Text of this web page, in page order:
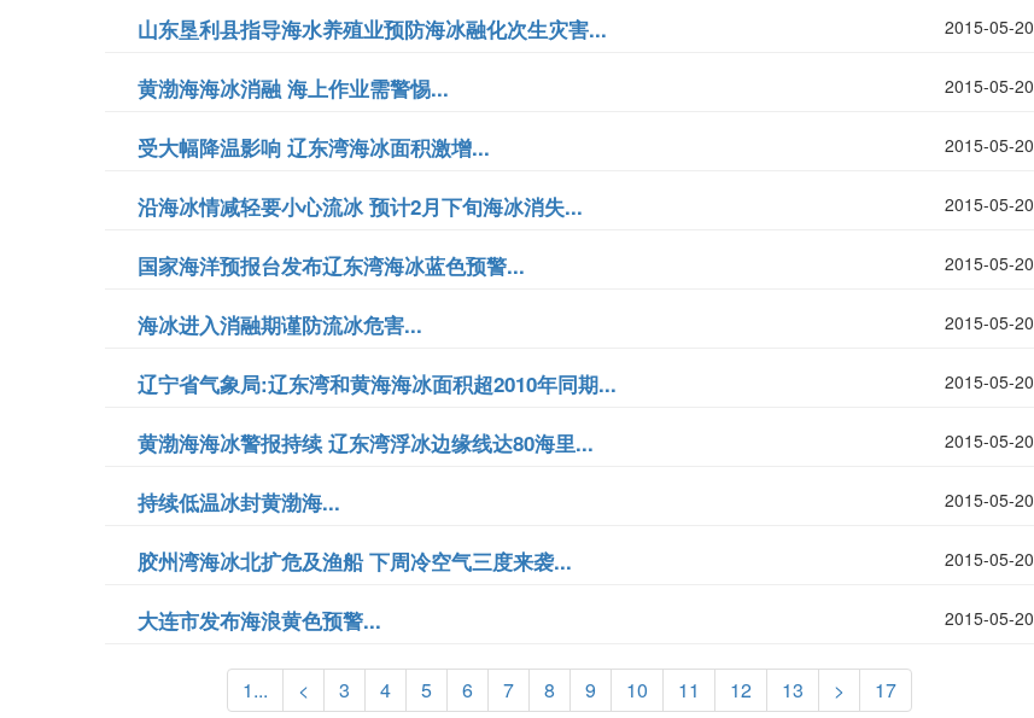
山东垦利县指导海水养殖业预防海冰融化次生灾害... 2015-05-20
黄渤海海冰消融 海上作业需警惕... 2015-05-20
受大幅降温影响 辽东湾海冰面积激增... 2015-05-20
沿海冰情减轻要小心流冰 预计2月下旬海冰消失... 2015-05-20
国家海洋预报台发布辽东湾海冰蓝色预警... 2015-05-20
海冰进入消融期谨防流冰危害... 2015-05-20
辽宁省气象局:辽东湾和黄海海冰面积超2010年同期... 2015-05-20
黄渤海海冰警报持续 辽东湾浮冰边缘线达80海里... 2015-05-20
持续低温冰封黄渤海... 2015-05-20
胶州湾海冰北扩危及渔船 下周冷空气三度来袭... 2015-05-20
大连市发布海浪黄色预警... 2015-05-20
1... < 3 4 5 6 7 8 9 10 11 12 13 > 17